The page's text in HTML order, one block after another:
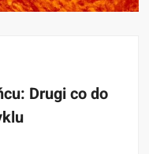
Drugi co do